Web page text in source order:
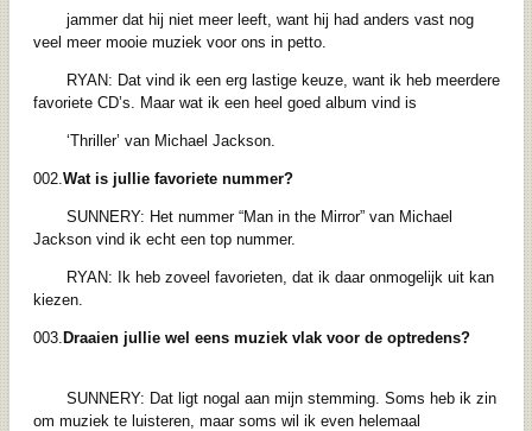
jammer dat hij niet meer leeft, want hij had anders vast nog
veel meer mooie muziek voor ons in petto.
RYAN: Dat vind ik een erg lastige keuze, want ik heb meerdere
favoriete CD’s. Maar wat ik een heel goed album vind is
‘Thriller’ van Michael Jackson.
002. Wat is jullie favoriete nummer?
SUNNERY: Het nummer “Man in the Mirror” van Michael
Jackson vind ik echt een top nummer.
RYAN: Ik heb zoveel favorieten, dat ik daar onmogelijk uit kan
kiezen.
003. Draaien jullie wel eens muziek vlak voor de optredens?
SUNNERY: Dat ligt nogal aan mijn stemming. Soms heb ik zin
om muziek te luisteren, maar soms wil ik even helemaal